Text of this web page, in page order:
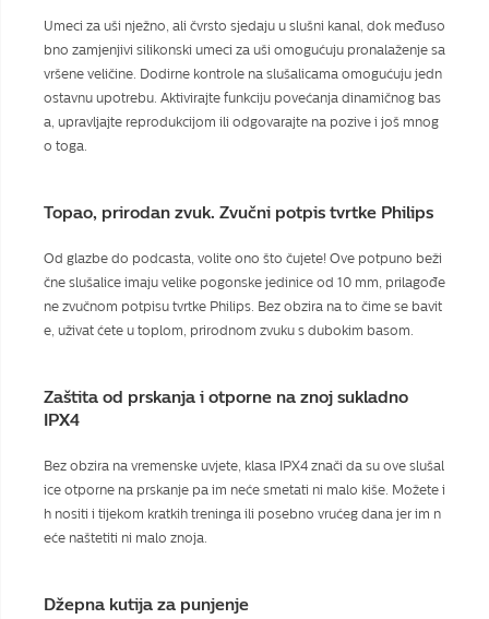
Umeci za uši nježno, ali čvrsto sjedaju u slušni kanal, dok međuso
bno zamjenjivi silikonski umeci za uši omogućuju pronalaženje sa
vršene veličine. Dodirne kontrole na slušalicama omogućuju jedn
ostavnu upotrebu. Aktivirajte funkciju povećanja dinamičnog bas
a, upravljajte reprodukcijom ili odgovarajte na pozive i još mnog
o toga.
Topao, prirodan zvuk. Zvučni potpis tvrtke Philips
Od glazbe do podcasta, volite ono što čujete! Ove potpuno beži
čne slušalice imaju velike pogonske jedinice od 10 mm, prilagođe
ne zvučnom potpisu tvrtke Philips. Bez obzira na to čime se bavit
e, uživat ćete u toplom, prirodnom zvuku s dubokim basom.
Zaštita od prskanja i otporne na znoj sukladno
IPX4
Bez obzira na vremenske uvjete, klasa IPX4 znači da su ove slušal
ice otporne na prskanje pa im neće smetati ni malo kiše. Možete i
h nositi i tijekom kratkih treninga ili posebno vrućeg dana jer im n
eće naštetiti ni malo znoja.
Džepna kutija za punjenje